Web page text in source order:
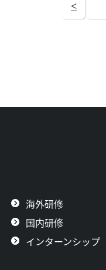
<
海外研修
国内研修
インターンシップ